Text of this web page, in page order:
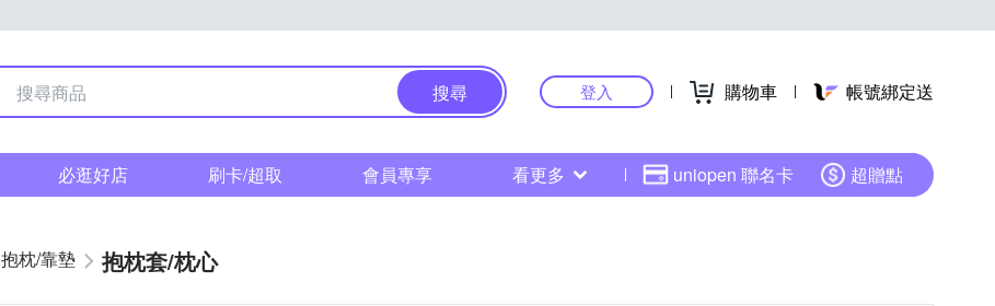
搜尋 登入 購物車 帳號綁定送
必逛好店 刷卡/超取 會員專享 看更多 uniopen 聯名卡 超贈點
抱枕/靠墊 抱枕套/枕心